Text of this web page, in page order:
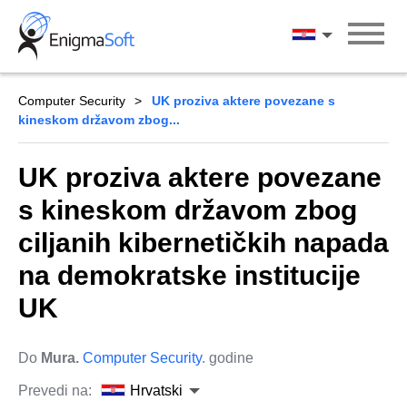
Skip
content
Hrvatski
Computer Security
UK proziva aktere povezane s
kineskom državom zbog...
UK proziva aktere povezane
s kineskom državom zbog
ciljanih kibernetičkih napada
na demokratske institucije
UK
Do Mura. Computer Security. godine
Prevedi na: Hrvatski